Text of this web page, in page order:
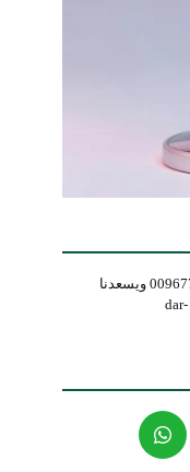
وللتواصل معنا عبر الواتساب: 00967711181351 ويسعدنا
التواصل معكم دائماً عبر البريد الإلكتروني dar-